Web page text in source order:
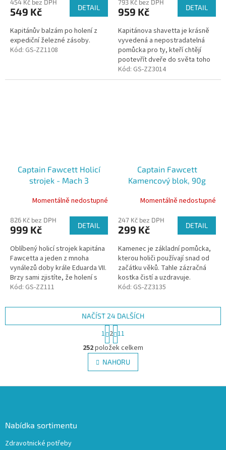
454 Kč bez DPH
549 Kč DETAIL
Kapitánův balzám po holení z
expediční železné zásoby.
Kód: GS-ZZ1108
793 Kč bez DPH
959 Kč DETAIL
Kapitánova shavetta je krásně
vyvedená a nepostradatelná
pomůcka pro ty, kteří chtějí
pootevřít dveře do světa toho
nejklasičtějšího mokrého holení.
Kód: GS-ZZ3014
Captain Fawcett Holicí
strojek - Mach 3
Momentálně nedostupné
826 Kč bez DPH
999 Kč DETAIL
Oblíbený holicí strojek kapitána
Fawcetta a jeden z mnoha
vynálezů doby krále Eduarda VII.
Brzy sami zjistíte, že holení s
ním je slast a výsledek je
Kód: GS-ZZ111
Captain Fawcett
Kamencový blok, 90g
Momentálně nedostupné
247 Kč bez DPH
299 Kč DETAIL
Kamenec je základní pomůcka,
kterou holiči používají snad od
začátku věků. Tahle zázračná
kostka čistí a uzdravuje.
Kód: GS-ZZ3135
O
v
l
á
NAČÍST 24 DALŠÍCH
S
t
r
á
n
k
v
1 2 11
252položek celkem
NAHORU
Nabídka sortimentu
Zdravotnické potřeby